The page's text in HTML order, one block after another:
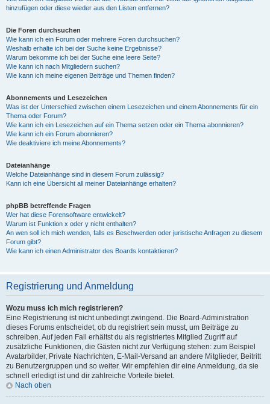
hinzufügen oder diese wieder aus den Listen entfernen?
Die Foren durchsuchen
Wie kann ich ein Forum oder mehrere Foren durchsuchen?
Weshalb erhalte ich bei der Suche keine Ergebnisse?
Warum bekomme ich bei der Suche eine leere Seite?
Wie kann ich nach Mitgliedern suchen?
Wie kann ich meine eigenen Beiträge und Themen finden?
Abonnements und Lesezeichen
Was ist der Unterschied zwischen einem Lesezeichen und einem Abonnements für ein
Thema oder Forum?
Wie kann ich ein Lesezeichen auf ein Thema setzen oder ein Thema abonnieren?
Wie kann ich ein Forum abonnieren?
Wie deaktiviere ich meine Abonnements?
Dateianhänge
Welche Dateianhänge sind in diesem Forum zulässig?
Kann ich eine Übersicht all meiner Dateianhänge erhalten?
phpBB betreffende Fragen
Wer hat diese Forensoftware entwickelt?
Warum ist Funktion x oder y nicht enthalten?
An wen soll ich mich wenden, falls es Beschwerden oder juristische Anfragen zu diesem
Forum gibt?
Wie kann ich einen Administrator des Boards kontaktieren?
Registrierung und Anmeldung
Wozu muss ich mich registrieren?
Eine Registrierung ist nicht unbedingt zwingend. Die Board-Administration
dieses Forums entscheidet, ob du registriert sein musst, um Beiträge zu
schreiben. Auf jeden Fall erhältst du als registriertes Mitglied Zugriff auf
zusätzliche Funktionen, die Gästen nicht zur Verfügung stehen: zum Beispiel
Avatarbilder, Private Nachrichten, E-Mail-Versand an andere Mitglieder, Beitritt
zu Benutzergruppen und so weiter. Wir empfehlen dir eine Anmeldung, da sie
schnell erledigt ist und dir zahlreiche Vorteile bietet.
Nach oben